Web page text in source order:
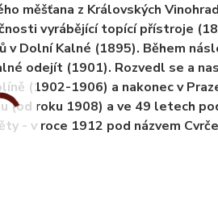
měšťana z Královských
vyrábějící topící přístroje
Dolní Kalné (1895). Během
odejít (1901). Rozvedl se a
(1902-1906) a nakonec v
(od roku 1908) a ve 49 letech
- v roce 1912 pod názvem